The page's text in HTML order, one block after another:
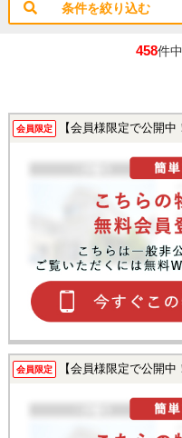
条件を絞り込む
458件中
会員限定 【会員様限定で公開中
会員限定 【会員様限定で公開中